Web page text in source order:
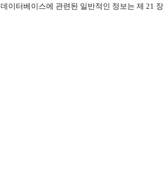
데이터베이스에 관련된 일반적인 정보는 제 21 장